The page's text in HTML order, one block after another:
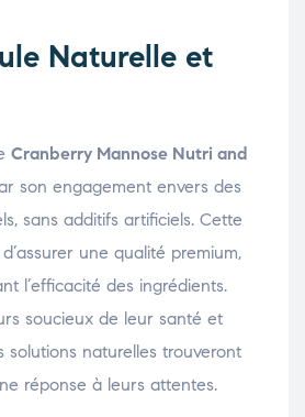
Naturelle et
Cranberry Mannose Nutri and
son engagement envers des
sans additifs artificiels. Cette
une qualité premium,
l’efficacité des ingrédients.
soucieux de leur santé et
solutions naturelles trouveront
réponse à leurs attentes.